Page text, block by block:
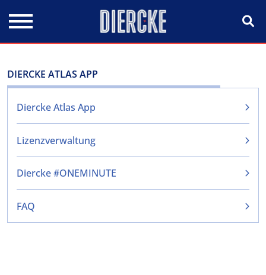
DIERCKE ATLAS APP
Diercke Atlas App
Lizenzverwaltung
Diercke #ONEMINUTE
FAQ